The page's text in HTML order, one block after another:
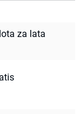
za lata